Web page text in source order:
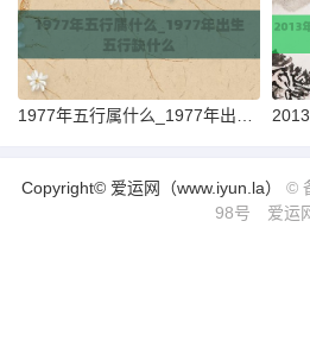
Copyright© 爱运网（www.iyun.la） ©
98号
爱运